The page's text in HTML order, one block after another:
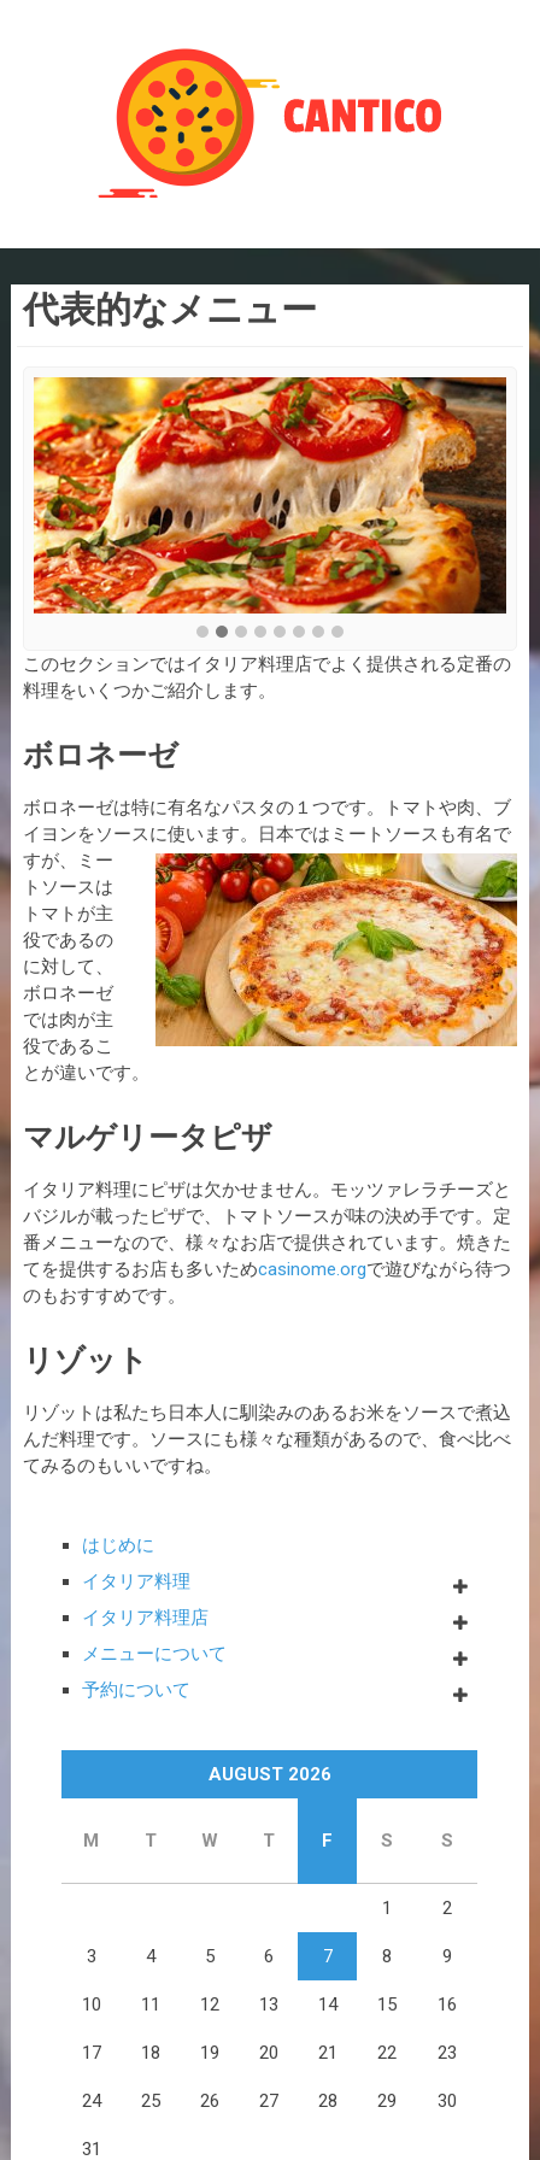
代表的なメニュー
このセクションではイタリア料理店でよく提供される定番の
料理をいくつかご紹介します。
ボロネーゼ
ボロネーゼは特に有名なパスタの１つです。トマトや肉、ブ
イヨンをソースに使います。日本ではミートソースも有名で
すが、ミー
トソースは
トマトが主
役であるの
に対して、
ボロネーゼ
では肉が主
役であるこ
とが違いです。
マルゲリータピザ
イタリア料理にピザは欠かせません。モッツァレラチーズと
バジルが載ったピザで、トマトソースが味の決め手です。定
番メニューなので、様々なお店で提供されています。焼きた
てを提供するお店も多いためcasinome.orgで遊びながら待つ
のもおすすめです。
リゾット
リゾットは私たち日本人に馴染みのあるお米をソースで煮込
んだ料理です。ソースにも様々な種類があるので、食べ比べ
てみるのもいいですね。
はじめに
イタリア料理
イタリア料理店
メニューについて
予約について
AUGUST 2026
M T W T F S S
1 2
3 4 5 6 7 8 9
10 11 12 13 14 15 16
17 18 19 20 21 22 23
24 25 26 27 28 29 30
31